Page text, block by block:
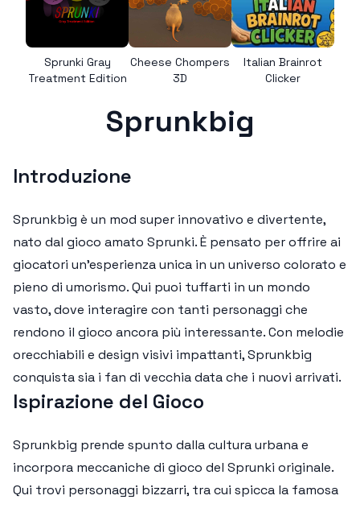
Sprunki Gray
Treatment Edition
Cheese Chompers
3D
Italian Brainrot
Clicker
Sprunkbig
Introduzione
Sprunkbig è un mod super innovativo e divertente,
nato dal gioco amato Sprunki. È pensato per offrire ai
giocatori un'esperienza unica in un universo colorato e
pieno di umorismo. Qui puoi tuffarti in un mondo
vasto, dove interagire con tanti personaggi che
rendono il gioco ancora più interessante. Con melodie
orecchiabili e design visivi impattanti, Sprunkbig
conquista sia i fan di vecchia data che i nuovi arrivati.
Ispirazione del Gioco
Sprunkbig prende spunto dalla cultura urbana e
incorpora meccaniche di gioco del Sprunki originale.
Qui trovi personaggi bizzarri, tra cui spicca la famosa